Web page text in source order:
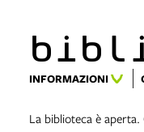
INFORMAZIONI
La biblioteca è